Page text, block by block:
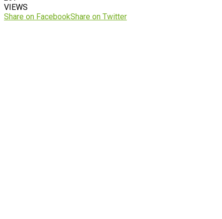
VIEWS
Share on FacebookShare on Twitter